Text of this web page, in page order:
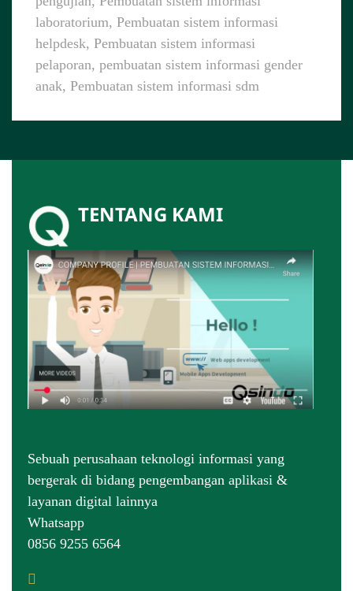
laboratorium, Pembuatan sistem informasi
helpdesk, Pembuatan sistem informasi
pelaporan, pembuatan sistem informasi gender
anak, Pembuatan sistem informasi sdm
TENTANG KAMI
Sebuah perusahaan teknologi informasi yang
bergerak di bidang pengembangan aplikasi &
layanan digital lainnya
Whatsapp
0856 9255 6564